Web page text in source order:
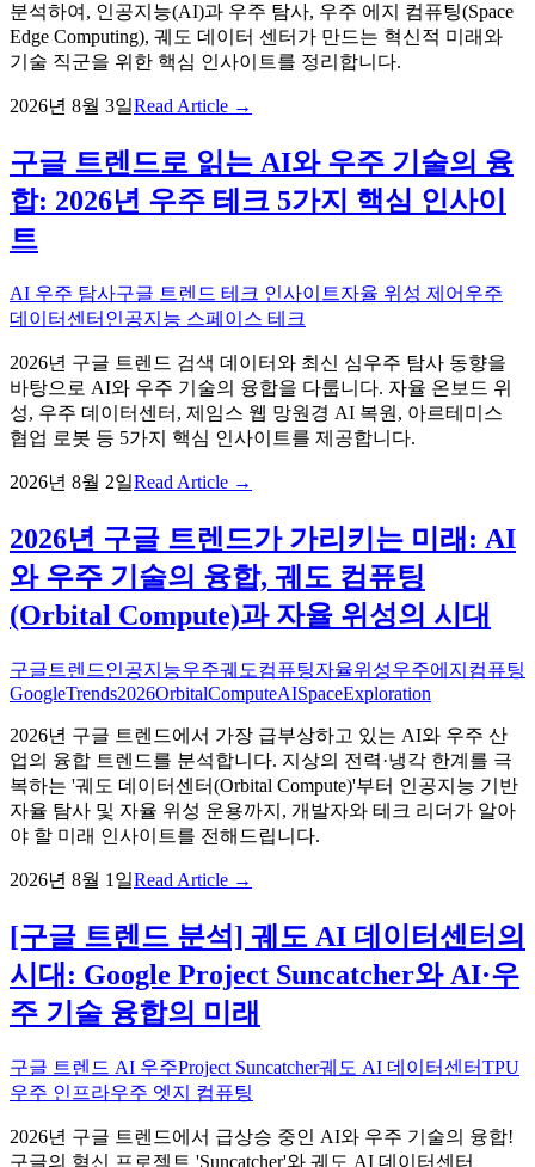
분석하여, 인공지능(AI)과 우주 탐사, 우주 에지 컴퓨팅(Space
Edge Computing), 궤도 데이터 센터가 만드는 혁신적 미래와
기술 직군을 위한 핵심 인사이트를 정리합니다.
2026년 8월 3일Read Article →
구글 트렌드로 읽는 AI와 우주 기술의 융
합: 2026년 우주 테크 5가지 핵심 인사이
트
AI 우주 탐사구글 트렌드 테크 인사이트자율 위성 제어 우주
데이터센터 인공지능 스페이스 테크
2026년 구글 트렌드 검색 데이터와 최신 심우주 탐사 동향을
바탕으로 AI와 우주 기술의 융합을 다룹니다. 자율 온보드 위
성, 우주 데이터센터, 제임스 웹 망원경 AI 복원, 아르테미스
협업 로봇 등 5가지 핵심 인사이트를 제공합니다.
2026년 8월 2일Read Article →
2026년 구글 트렌드가 가리키는 미래: AI
와 우주 기술의 융합, 궤도 컴퓨팅
(Orbital Compute)과 자율 위성의 시대
구글트렌드인공지능우주궤도컴퓨팅자율위성우주에지컴퓨팅
GoogleTrends2026OrbitalComputeAISpaceExploration
2026년 구글 트렌드에서 가장 급부상하고 있는 AI와 우주 산
업의 융합 트렌드를 분석합니다. 지상의 전력·냉각 한계를 극
복하는 '궤도 데이터센터(Orbital Compute)'부터 인공지능 기반
자율 탐사 및 자율 위성 운용까지, 개발자와 테크 리더가 알아
야 할 미래 인사이트를 전해드립니다.
2026년 8월 1일Read Article →
[구글 트렌드 분석] 궤도 AI 데이터센터의
시대: Google Project Suncatcher와 AI·우
주 기술 융합의 미래
구글 트렌드 AI 우주Project Suncatcher궤도 AI 데이터센터TPU
우주 인프라우주 엣지 컴퓨팅
2026년 구글 트렌드에서 급상승 중인 AI와 우주 기술의 융합!
구글의 혁신 프로젝트 'Suncatcher'와 궤도 AI 데이터센터